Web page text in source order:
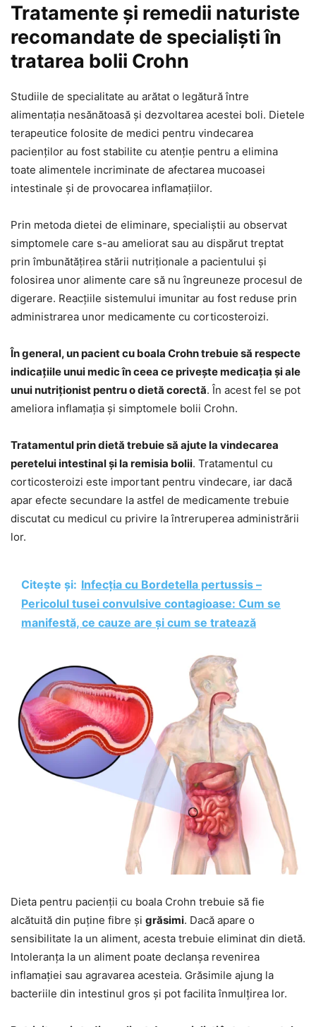
Tratamente și remedii naturiste
recomandate de specialiști în
tratarea bolii Crohn
Studiile de specialitate au arătat o legătură între
alimentația nesănătoasă și dezvoltarea acestei boli. Dietele
terapeutice folosite de medici pentru vindecarea
pacienților au fost stabilite cu atenție pentru a elimina
toate alimentele incriminate de afectarea mucoasei
intestinale și de provocarea inflamațiilor.
Prin metoda dietei de eliminare, specialiștii au observat
simptomele care s-au ameliorat sau au dispărut treptat
prin îmbunătățirea stării nutriționale a pacientului și
folosirea unor alimente care să nu îngreuneze procesul de
digerare. Reacțiile sistemului imunitar au fost reduse prin
administrarea unor medicamente cu corticosteroizi.
În general, un pacient cu boala Crohn trebuie să respecte
indicațiile unui medic în ceea ce privește medicația și ale
unui nutriționist pentru o dietă corectă. În acest fel se pot
ameliora inflamația și simptomele bolii Crohn.
Tratamentul prin dietă trebuie să ajute la vindecarea
peretelui intestinal și la remisia bolii. Tratamentul cu
corticosteroizi este important pentru vindecare, iar dacă
apar efecte secundare la astfel de medicamente trebuie
discutat cu medicul cu privire la întreruperea administrării
lor.
Citește și: Infecția cu Bordetella pertussis –
Pericolul tusei convulsive contagioase: Cum se
manifestă, ce cauze are și cum se tratează
Dieta pentru pacienții cu boala Crohn trebuie să fie
alcătuită din puține fibre și grăsimi. Dacă apare o
sensibilitate la un aliment, acesta trebuie eliminat din dietă.
Intoleranța la un aliment poate declanșa revenirea
inflamației sau agravarea acesteia. Grăsimile ajung la
bacteriile din intestinul gros și pot facilita înmulțirea lor.